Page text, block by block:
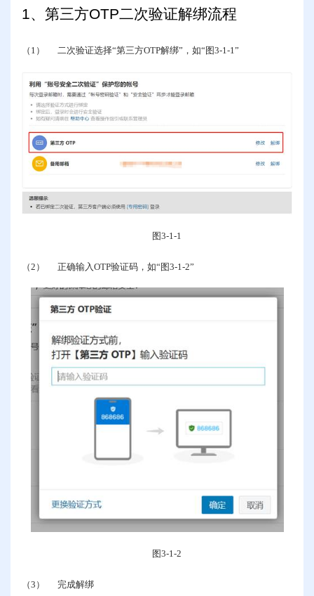
1、第三方OTP二次验证解绑流程
（1） 二次验证选择“第三方OTP解绑”，如“图 3-1-1”
图3-1-1
（2） 正确输入 OTP验证码，如“图3-1-2”
图3-1-2
（3） 完成解绑